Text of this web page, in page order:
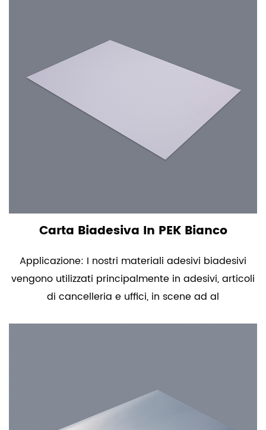
Carta Biadesiva In PEK Bianco
Applicazione: I nostri materiali adesivi biadesivi
vengono utilizzati principalmente in adesivi, articoli
di cancelleria e uffici, in scene ad al